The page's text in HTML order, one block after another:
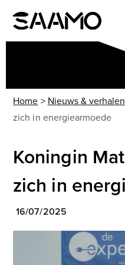
content
Open
mobile
Close
mobile
Home > Nieuws & verhalen
zich in energiearmoede
Koningin
zich in
16/07/2025